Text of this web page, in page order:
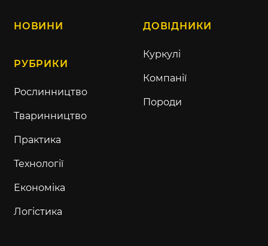
НОВИНИ
РУБРИКИ
Рослинництво
Тваринництво
Практика
Технології
Економіка
Логістика
ДОВІДНИКИ
Куркулі
Компанії
Породи